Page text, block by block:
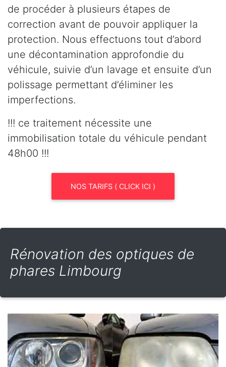
de procéder à plusieurs étapes de
correction avant de pouvoir appliquer la
protection. Nous effectuons tout d’abord
une décontamination approfondie du
véhicule, suivie d’un lavage et ensuite d’un
polissage permettant d’éliminer les
imperfections.
!!! ce traitement nécessite une
immobilisation totale du véhicule pendant
48h00 !!!
NOS TARIFS ( CLICK ICI )
Rénovation des optiques de
phares Limbourg